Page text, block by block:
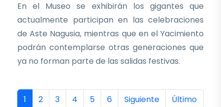
En el Museo se exhibirán los gigantes que
actualmente participan en las celebraciones
de Aste Nagusia, mientras que en el Yacimiento
podrán contemplarse otras generaciones que
ya no forman parte de las salidas festivas.
Paginación
Página actual
1 Página
2 Página
3 Página
4 Página
5 Página
6 Siguiente página
Siguiente
Última
Último